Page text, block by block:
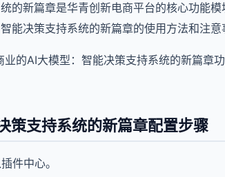
的新篇章是华青创新电商平台的核心功能模
能决策支持系统的新篇章的使用方法和注意
的AI大模型：智能决策支持系统的新篇章
策支持系统的新篇章配置步骤
件中心。